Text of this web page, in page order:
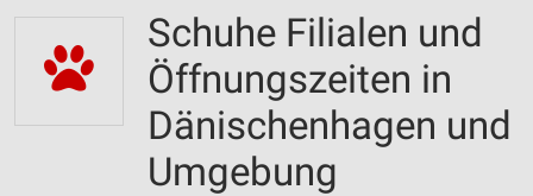
Schuhe Filialen und
Öffnungszeiten in
Dänischenhagen und
Umgebung